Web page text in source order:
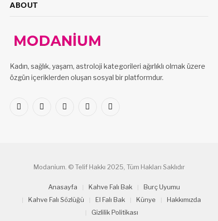
ABOUT
Kadın, sağlık, yaşam, astroloji kategorileri ağırlıklı olmak üzere
özgün içeriklerden oluşan sosyal bir platformdur.
Facebook
X
PinterestLinkedInVKontakte
Modanium. © Telif Hakkı 2025, Tüm Hakları Saklıdır
Anasayfa Kahve Falı Bak
Burç Uyumu
Kahve Falı Sözlüğü
El Falı Bak Künye
Hakkımızda
Gizlilik Politikası